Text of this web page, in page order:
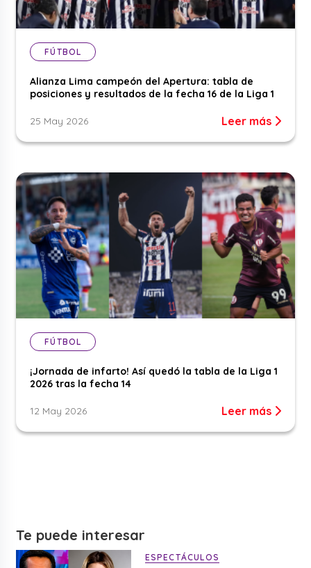
FÚTBOL
Alianza Lima campeón del Apertura: tabla de
posiciones y resultados de la fecha 16 de la Liga 1
25 May 2026 Leer más
FÚTBOL
¡Jornada de infarto! Así quedó la tabla de la Liga 1
2026 tras la fecha 14
12 May 2026 Leer más
Te puede interesar
ESPECTÁCULOS